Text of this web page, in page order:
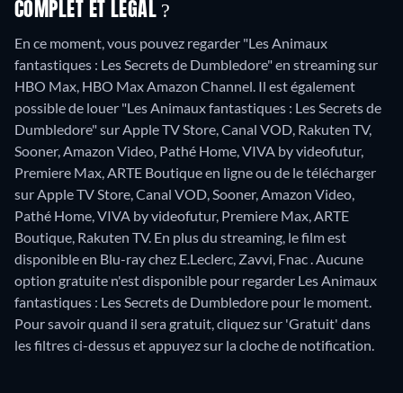
COMPLET ET LÉGAL ?
En ce moment, vous pouvez regarder "Les Animaux
fantastiques : Les Secrets de Dumbledore" en streaming sur
HBO Max, HBO Max Amazon Channel. Il est également
possible de louer "Les Animaux fantastiques : Les Secrets de
Dumbledore" sur Apple TV Store, Canal VOD, Rakuten TV,
Sooner, Amazon Video, Pathé Home, VIVA by videofutur,
Premiere Max, ARTE Boutique en ligne ou de le télécharger
sur Apple TV Store, Canal VOD, Sooner, Amazon Video,
Pathé Home, VIVA by videofutur, Premiere Max, ARTE
Boutique, Rakuten TV. En plus du streaming, le film est
disponible en Blu-ray chez E.Leclerc, Zavvi, Fnac .Aucune
option gratuite n'est disponible pour regarder Les Animaux
fantastiques : Les Secrets de Dumbledore pour le moment.
Pour savoir quand il sera gratuit, cliquez sur 'Gratuit' dans
les filtres ci-dessus et appuyez sur la cloche de notification.